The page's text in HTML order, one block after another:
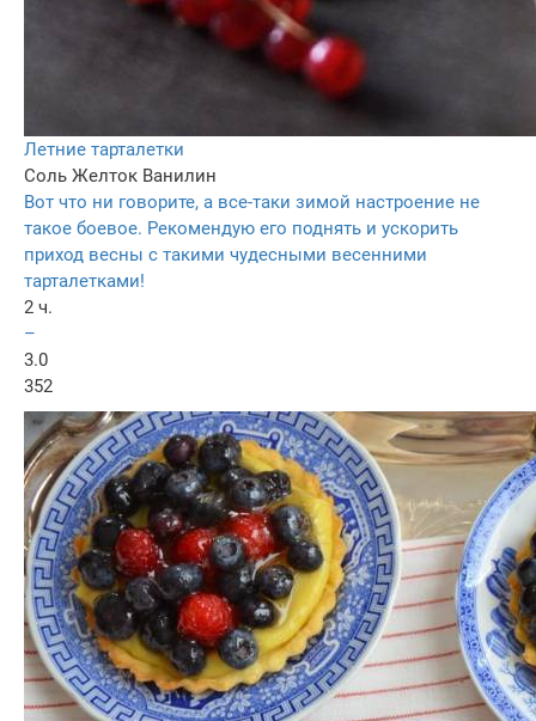
Летние тарталетки
Соль Желток Ванилин
Вот что ни говорите, а все-таки зимой настроение не
такое боевое. Рекомендую его поднять и ускорить
приход весны с такими чудесными весенними
тарталетками!
2 ч.
–
3.0
352